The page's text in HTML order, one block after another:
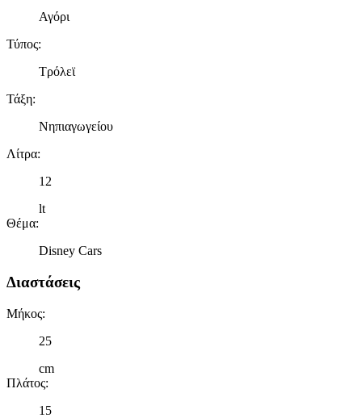
Αγόρι
Τύπος:
Τρόλεϊ
Τάξη:
Νηπιαγωγείου
Λίτρα:
12
lt
Θέμα:
Disney Cars
Διαστάσεις
Μήκος:
25
cm
Πλάτος:
15